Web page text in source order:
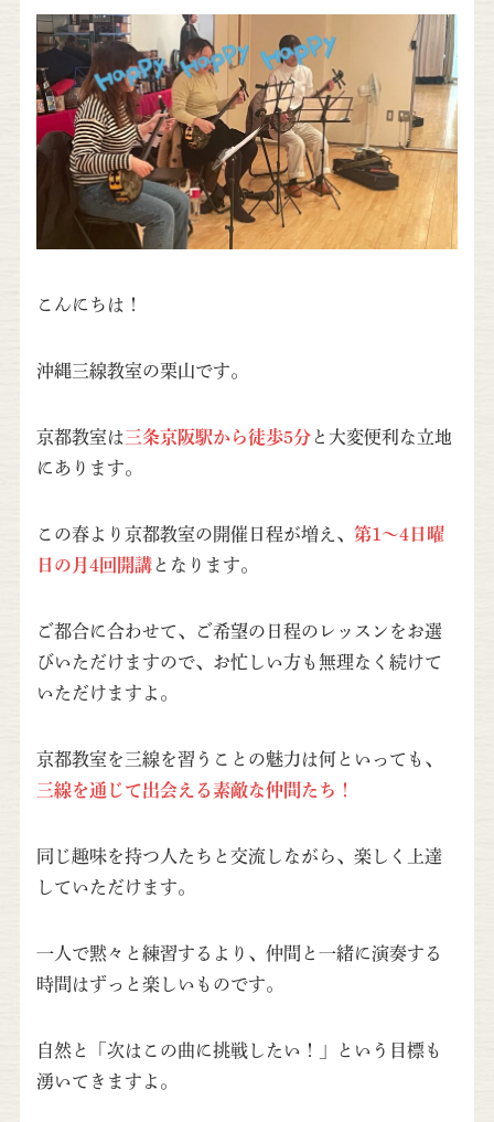
こんにちは！
沖縄三線教室の栗山です。
京都教室は三条京阪駅から徒歩5分と大変便利な立地
にあります。
この春より京都教室の開催日程が増え、 第1～4日曜
日の月4回開講となります。
ご都合に合わせて、ご希望の日程のレッスンをお選
びいただけますので、お忙しい方も無理なく続けて
いただけますよ。
京都教室を三線を習うことの魅力は何といっても、
三線を通じて出会える素敵な仲間たち！
同じ趣味を持つ人たちと交流しながら、楽しく上達
していただけます。
一人で黙々と練習するより、仲間と一緒に演奏する
時間はずっと楽しいものです。
自然と「次はこの曲に挑戦したい！」という目標も
湧いてきますよ。